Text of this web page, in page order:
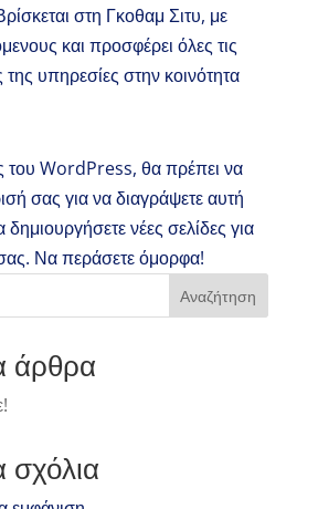
στη Γκοθαμ Σιτυ, με
και προσφέρει όλες τις
της υπηρεσίες στην κοινότητα
του WordPress, θα πρέπει να
σας για να διαγράψετε αυτή
δημιουργήσετε νέες σελίδες για
Να περάσετε όμορφα!
Αναζήτηση
άρθρα